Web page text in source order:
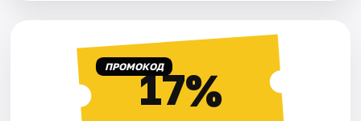
ПРОМОКОД17%